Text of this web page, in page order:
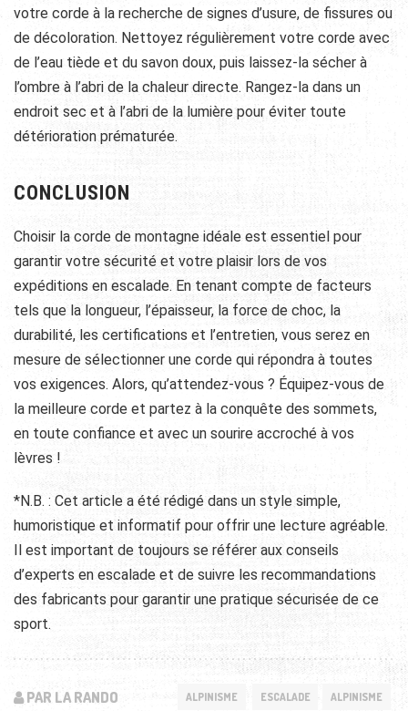
votre corde à la recherche de signes d’usure, de fissures ou
de décoloration. Nettoyez régulièrement votre corde avec
de l’eau tiède et du savon doux, puis laissez-la sécher à
l’ombre à l’abri de la chaleur directe. Rangez-la dans un
endroit sec et à l’abri de la lumière pour éviter toute
détérioration prématurée.
CONCLUSION
Choisir la corde de montagne idéale est essentiel pour
garantir votre sécurité et votre plaisir lors de vos
expéditions en escalade. En tenant compte de facteurs
tels que la longueur, l’épaisseur, la force de choc, la
durabilité, les certifications et l’entretien, vous serez en
mesure de sélectionner une corde qui répondra à toutes
vos exigences. Alors, qu’attendez-vous ? Équipez-vous de
la meilleure corde et partez à la conquête des sommets,
en toute confiance et avec un sourire accroché à vos
lèvres !
*N.B. : Cet article a été rédigé dans un style simple,
humoristique et informatif pour offrir une lecture agréable.
Il est important de toujours se référer aux conseils
d’experts en escalade et de suivre les recommandations
des fabricants pour garantir une pratique sécurisée de ce
sport.
PAR LA RANDO ALPINISME ESCALADE ALPINISME